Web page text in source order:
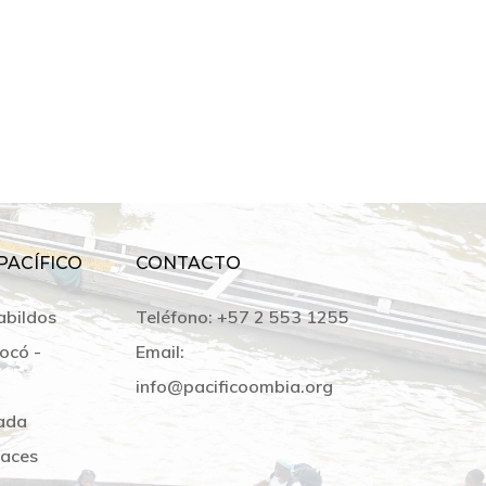
-
CONTACTO
Teléfono: +57 2 553 1255
Email:
info@pacificoombia.org